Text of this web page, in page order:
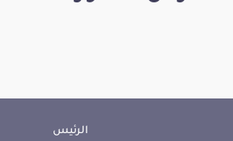
الرئيس